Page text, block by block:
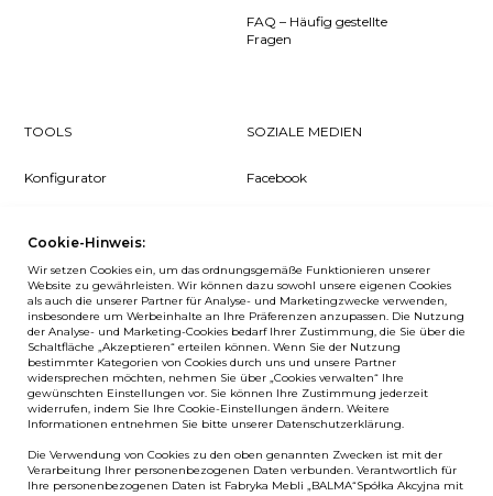
FAQ – Häufig gestellte
Fragen
TOOLS
Konfigurator
Downloads
Log in
SOZIALE MEDIEN
Facebook
LinkedIn
NEWSLETTER
Wenn Sie als Erster über Neuigkeiten bei Balma informiert
Newsletter!
ANMELDEN
Cookie-Hinweis:
Wir setzen Cookies ein, um das ordnungsgemäße Funktionieren unserer
Website zu gewährleisten. Wir können dazu sowohl unsere eigenen Cookies
als auch die unserer Partner für Analyse- und Marketingzwecke verwenden,
insbesondere um Werbeinhalte an Ihre Präferenzen anzupassen. Die Nutzung
der Analyse- und Marketing-Cookies bedarf Ihrer Zustimmung, die Sie über die
Schaltfläche „Akzeptieren“ erteilen können. Wenn Sie der Nutzung
bestimmter Kategorien von Cookies durch uns und unsere Partner
widersprechen möchten, nehmen Sie über „Cookies verwalten“ Ihre
gewünschten Einstellungen vor. Sie können Ihre Zustimmung jederzeit
widerrufen, indem Sie Ihre Cookie-Einstellungen ändern. Weitere
Informationen entnehmen Sie bitte unserer Datenschutzerklärung.
Die Verwendung von Cookies zu den oben genannten Zwecken ist mit der
Verarbeitung Ihrer personenbezogenen Daten verbunden. Verantwortlich für
Ihre personenbezogenen Daten ist Fabryka Mebli „BALMA“Spółka Akcyjna mit